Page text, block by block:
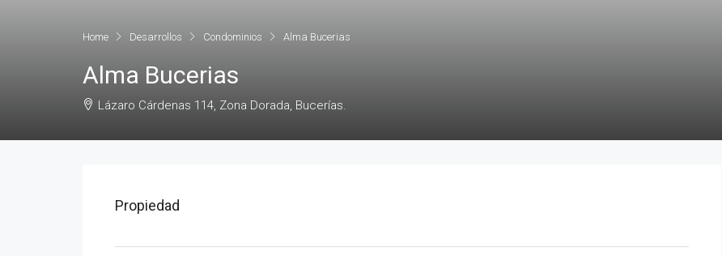
Home Desarrollos Condominios Alma Bucerias
Alma Bucerias
Lázaro Cárdenas 114, Zona Dorada, Bucerías.
Propiedad